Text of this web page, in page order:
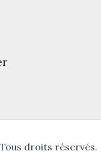
droits réservés.